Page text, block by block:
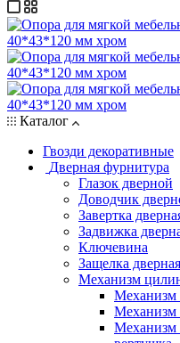
Каталог
Гвозди декоративные
Дверная фурнитура
Глазок дверной
Доводчик
Завертка
Задвижка
Ключевина
Защелка дверная
Механизм
Механизм
Механизм
Механизм